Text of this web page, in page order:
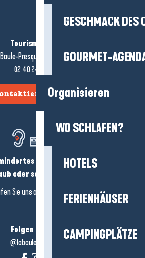
GESCHMACK DES
GOURMET-
Organisieren
WO SCHLAFEN?
HOTELS
FERIENHÄUSER
CAMPINGPLÄTZE
Tourismusbüro
Baule-Presqu'île de Guérande
02 40 24 34 44
Sie uns
Hörvermögen?
oder schwerhörig?
Sie uns an in
hier klicken
Folgen Sie uns!
@labauleguérande